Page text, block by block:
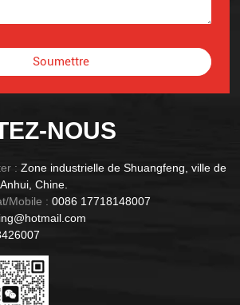
NOUS
: Zone industrielle de Shuangfeng, ville de
Chine.
Mobile : 0086 17718148007
Soumettre